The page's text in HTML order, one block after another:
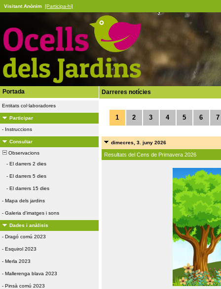
Visitant Anònim [Participa-hi]
Portada
Entitats col·laboradores
Participar
- Instruccions
Consultar
Observacions
- El darrers 2 dies
- El darrers 5 dies
- El darrers 15 dies
- Mapa dels jardins
- Galeria d'imatges i sons
Dades i anàlisis
- Dragó comú 2023
- Esquirol 2023
- Merla 2023
- Mallerenga blava 2023
- Pinsà comú 2023
Darreres notícies
1 2 3 4 5 6 7
dimecres, 3. juny 2026
Resultats del Cens de Primavera 2026